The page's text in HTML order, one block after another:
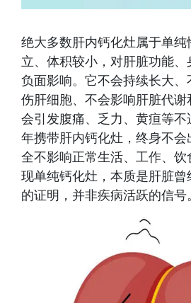
绝大多数肝内钙化灶属于单纯
立、体积较小，对肝脏功能
负面影响。它不会持续长大、
伤肝细胞、不会影响肝脏代谢
会引发腹痛、乏力、黄疸等不
年携带肝内钙化灶，终身不
全不影响正常生活、工作、
现单纯钙化灶，本质是肝脏曾
的证明，并非疾病活跃的信号